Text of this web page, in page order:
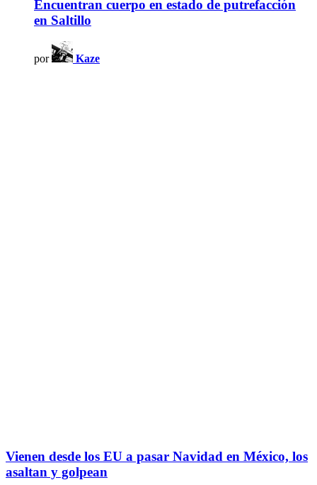
Encuentran cuerpo en estado de putrefacción
en Saltillo
por Kaze
Vienen desde los EU a pasar Navidad en México, los
asaltan y golpean